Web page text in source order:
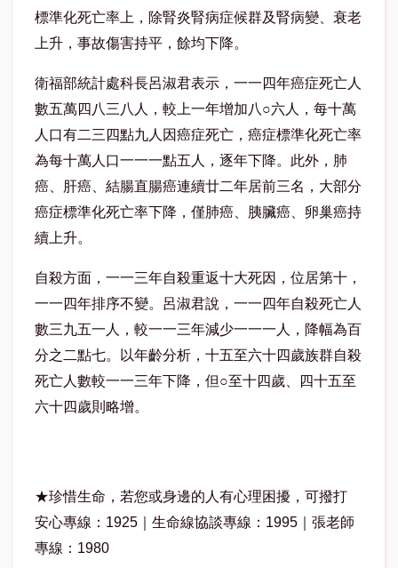
標準化死亡率上，除腎炎腎病症候群及腎病變、衰老
上升，事故傷害持平，餘均下降。
衛福部統計處科長呂淑君表示，一一四年癌症死亡人
數五萬四八三八人，較上一年增加八○六人，每十萬
人口有二三四點九人因癌症死亡，癌症標準化死亡率
為每十萬人口一一一點五人，逐年下降。此外，肺
癌、肝癌、結腸直腸癌連續廿二年居前三名，大部分
癌症標準化死亡率下降，僅肺癌、胰臟癌、卵巢癌持
續上升。
自殺方面，一一三年自殺重返十大死因，位居第十，
一一四年排序不變。呂淑君說，一一四年自殺死亡人
數三九五一人，較一一三年減少一一一人，降幅為百
分之二點七。以年齡分析，十五至六十四歲族群自殺
死亡人數較一一三年下降，但○至十四歲、四十五至
六十四歲則略增。
★珍惜生命，若您或身邊的人有心理困擾，可撥打
安心專線：1925｜生命線協談專線：1995｜張老師
專線：1980